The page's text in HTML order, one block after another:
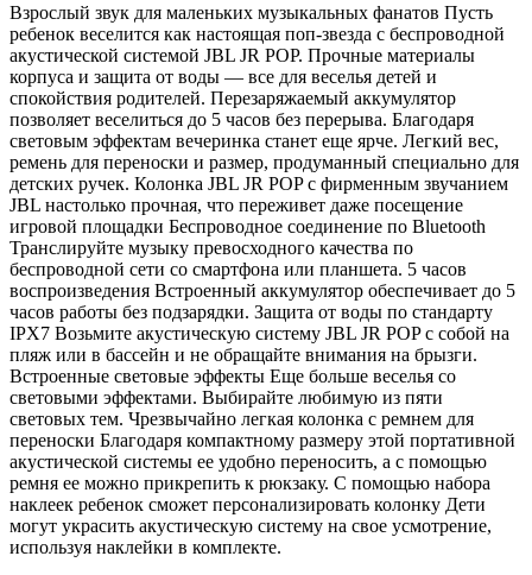
Взрослый звук для маленьких музыкальных фанатов Пусть
ребенок веселится как настоящая поп-звезда с беспроводной
акустической системой JBL JR POP. Прочные материалы
корпуса и защита от воды — все для веселья детей и
спокойствия родителей. Перезаряжаемый аккумулятор
позволяет веселиться до 5 часов без перерыва. Благодаря
световым эффектам вечеринка станет еще ярче. Легкий вес,
ремень для переноски и размер, продуманный специально для
детских ручек. Колонка JBL JR POP с фирменным звучанием
JBL настолько прочная, что переживет даже посещение
игровой площадки Беспроводное соединение по Bluetooth
Транслируйте музыку превосходного качества по
беспроводной сети со смартфона или планшета. 5 часов
воспроизведения Встроенный аккумулятор обеспечивает до 5
часов работы без подзарядки. Защита от воды по стандарту
IPX7 Возьмите акустическую систему JBL JR POP с собой на
пляж или в бассейн и не обращайте внимания на брызги.
Встроенные световые эффекты Еще больше веселья со
световыми эффектами. Выбирайте любимую из пяти
световых тем. Чрезвычайно легкая колонка с ремнем для
переноски Благодаря компактному размеру этой портативной
акустической системы ее удобно переносить, а с помощью
ремня ее можно прикрепить к рюкзаку. С помощью набора
наклеек ребенок сможет персонализировать колонку Дети
могут украсить акустическую систему на свое усмотрение,
используя наклейки в комплекте.